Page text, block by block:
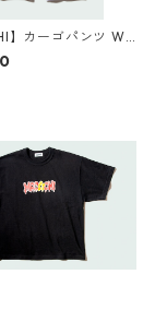
】カーゴパンツ WH